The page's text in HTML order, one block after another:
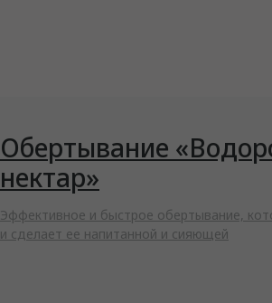
Обертывание
нектар»
Эффективное и быстрое обертывание,
и сделает ее напитанной и сияющей